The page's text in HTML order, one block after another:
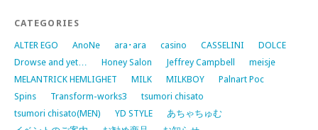
CATEGORIES
ALTER EGO AnoNe ara･ara casino CASSELINI
DOLCE
Drowse and yet…
Honey Salon Jeffrey Campbell
meisje
MELANTRICK HEMLIGHET
MILK MILKBOY
Palnart Poc
Spins
Transform-works3
tsumori chisato
tsumori chisato(MEN)
YD STYLE
あちゃちゅむ